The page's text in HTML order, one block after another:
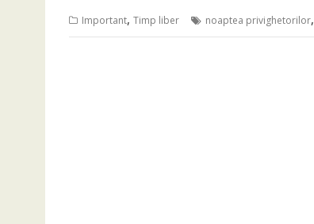
Important, Timp liber noaptea privighetorilor,